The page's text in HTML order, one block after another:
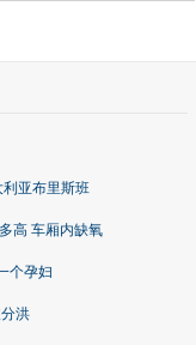
亚布里斯班
高 车厢内缺氧
个孕妇
洪